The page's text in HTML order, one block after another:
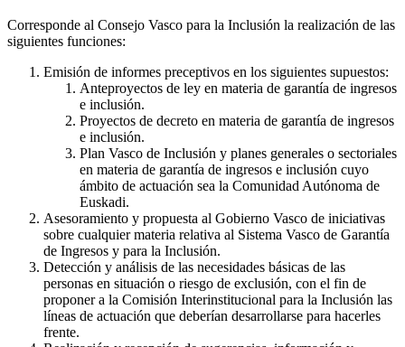
Corresponde al Consejo Vasco para la Inclusión la realización de las
siguientes funciones:
Emisión de informes preceptivos en los siguientes supuestos:
Anteproyectos de ley en materia de garantía de ingresos
e inclusión.
Proyectos de decreto en materia de garantía de ingresos
e inclusión.
Plan Vasco de Inclusión y planes generales o sectoriales
en materia de garantía de ingresos e inclusión cuyo
ámbito de actuación sea la Comunidad Autónoma de
Euskadi.
Asesoramiento y propuesta al Gobierno Vasco de iniciativas
sobre cualquier materia relativa al Sistema Vasco de Garantía
de Ingresos y para la Inclusión.
Detección y análisis de las necesidades básicas de las
personas en situación o riesgo de exclusión, con el fin de
proponer a la Comisión Interinstitucional para la Inclusión las
líneas de actuación que deberían desarrollarse para hacerles
frente.